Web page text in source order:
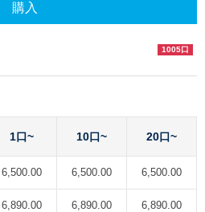
購入
1005口
1口~ 10口~ 20口~
6,500.00 6,500.00 6,500.00
6,890.00 6,890.00 6,890.00